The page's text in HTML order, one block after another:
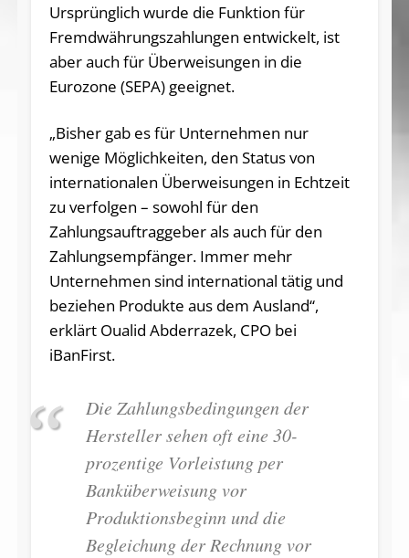
Ursprünglich wurde die Funktion für
Fremdwährungszahlungen entwickelt, ist
aber auch für Überweisungen in die
Eurozone (SEPA) geeignet.
„Bisher gab es für Unternehmen nur
wenige Möglichkeiten, den Status von
internationalen Überweisungen in Echtzeit
zu verfolgen – sowohl für den
Zahlungsauftraggeber als auch für den
Zahlungsempfänger. Immer mehr
Unternehmen sind international tätig und
beziehen Produkte aus dem Ausland“,
erklärt Oualid Abderrazek, CPO bei
iBanFirst.
Die Zahlungsbedingungen der
Hersteller sehen oft eine 30-
prozentige Vorleistung per
Banküberweisung vor
Produktionsbeginn und die
Begleichung der Rechnung vor